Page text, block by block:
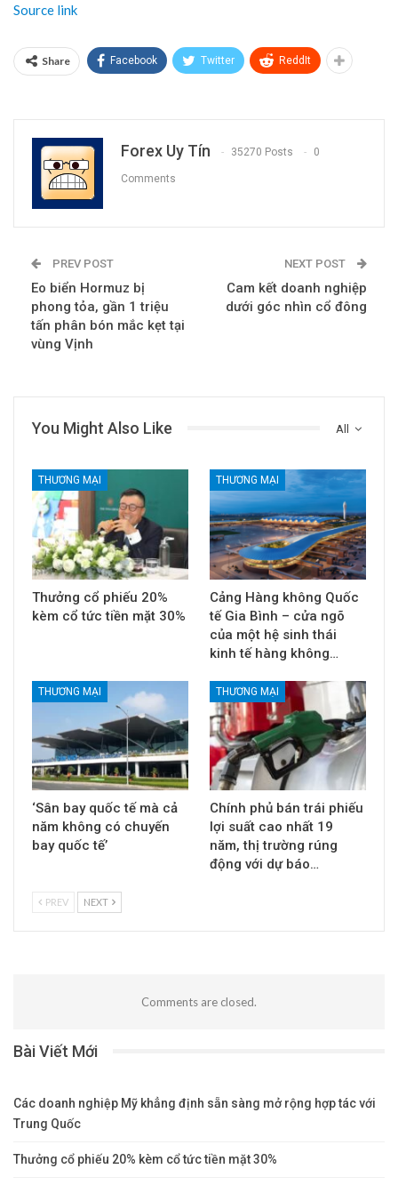
Source link
Share Facebook Twitter ReddIt
Forex Uy Tín 35270 Posts 0
Comments
PREV POST
Eo biển Hormuz bị
phong tỏa, gần 1 triệu
tấn phân bón mắc kẹt tại
vùng Vịnh
NEXT POST
Cam kết doanh nghiệp
dưới góc nhìn cổ đông
All
You Might Also Like
THƯƠNG MẠI
Thưởng cổ phiếu 20%
kèm cổ tức tiền mặt 30%
THƯƠNG MẠI
Cảng Hàng không Quốc
tế Gia Bình – cửa ngõ
của một hệ sinh thái
kinh tế hàng không…
THƯƠNG MẠI
‘Sân bay quốc tế mà cả
năm không có chuyến
bay quốc tế’
THƯƠNG MẠI
Chính phủ bán trái phiếu
lợi suất cao nhất 19
năm, thị trường rúng
động với dự báo…
PREV NEXT
Comments are closed.
Bài Viết Mới
Các doanh nghiệp Mỹ khẳng định sẵn sàng mở rộng hợp tác với
Trung Quốc
Thưởng cổ phiếu 20% kèm cổ tức tiền mặt 30%